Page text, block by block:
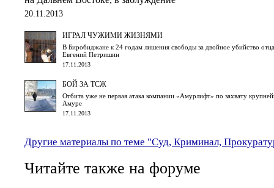
20.11.2013
ИГРАЛ ЧУЖИМИ ЖИЗНЯМИ
В Биробиджане к 24 годам лишения свободы за двойное убийство
Евгений Петришин
17.11.2013
БОЙ ЗА ТСЖ
Отбита уже не первая атака компании «Амурлифт» по захвату
Амуре
17.11.2013
Другие материалы по теме "Суд, Криминал,
Читайте также на форуме